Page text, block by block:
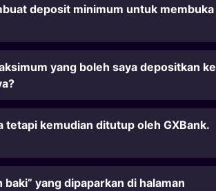
deposit minimum untuk membuka
yang boleh saya depositkan ke
tetapi kemudian ditutup oleh GXBank.
yang dipaparkan di halaman